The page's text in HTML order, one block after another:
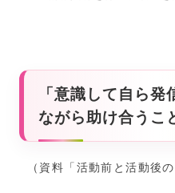
「意識して自ら発
ながら助け合うこ
（資料「活動前と活動後